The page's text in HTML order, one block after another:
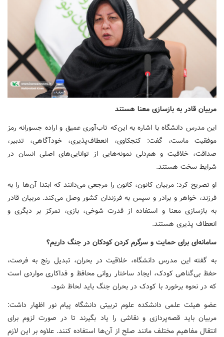
مربیان قادر به بازسازی معنا هستند
این مدرس دانشگاه با اشاره به این‌که تاب‌آوری عمیق و اراده جسورانه رمز
موفقیت ماست، گفت: کنجکاوی، انعطاف‌پذیری، خودآگاهی، تدبیر،
صداقت، خلاقیت و هم‌دلی نمونه‌هایی از توانایی‌های اصلی انسان در
شرایط سخت هستند.
او تصریح کرد: مربیان کانون، کانون را مرجعی می‌دانند که ابتدا آن‌ها را به
فرزند، خواهر و برادر و سپس به فرزندان کشور وصل می‌کند. مربیان قادر
به بازسازی معنا و استفاده از قدرت شوخی، بازی، تمرکز بر دیگری و
انعطاف پذیری هستند.
سامانه‌ای برای حمایت و سرگرم کردن کودکان در جنگ داریم؟
به گفته این مدرس دانشگاه، خلاقیت در بحران، تبدیل رنج به فرصت،
حفظ بی‌گناهی کودک، ایجاد ساختار روانی محافظ و فداکاری مواردی است
که در نحوه برخورد با کودک در بحران جنگ باید لحاظ شود.
عضو هیئت علمی دانشکده علوم تربیتی دانشگاه پیام نور اظهار داشت:
مربیان باید قصه‌پردازی و نقاشی را یاد بگیرند تا در صورت لزوم برای
انتقال مفاهیم مختلف مانند صلح از آن‌ها استفاده کنند. علاوه بر این لازم